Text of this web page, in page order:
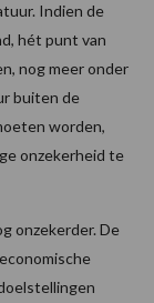
Indien de
hét punt van
nog meer onder
buiten de
worden,
onzekerheid te
onzekerder. De